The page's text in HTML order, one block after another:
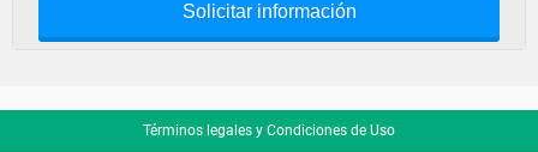
Solicitar información
Términos legales y Condiciones de Uso